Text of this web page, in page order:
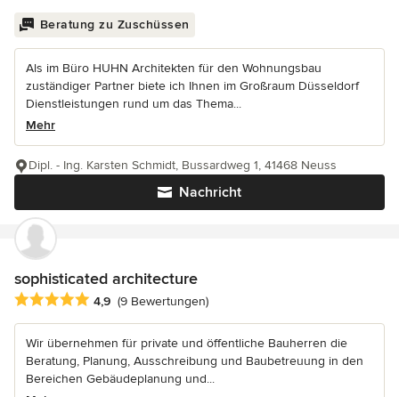
Beratung zu Zuschüssen
Als im Büro HUHN Architekten für den Wohnungsbau
zuständiger Partner biete ich Ihnen im Großraum Düsseldorf
Dienstleistungen rund um das Thema...
Mehr
Nachricht
Dipl. - Ing. Karsten Schmidt, Bussardweg 1, 41468 Neuss
sophisticated architecture
Durchschnittliche Bewertung: 4.9 von 5 Sternen
4,9 (9 Bewertungen)
Wir übernehmen für private und öffentliche Bauherren die
Beratung, Planung, Ausschreibung und Baubetreuung in den
Bereichen Gebäudeplanung und...